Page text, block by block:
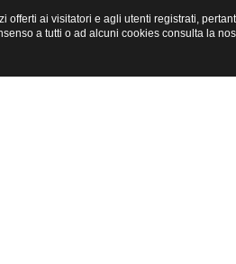
ai visitatori e agli utenti registrati,
a tutti o ad alcuni cookies consulta la